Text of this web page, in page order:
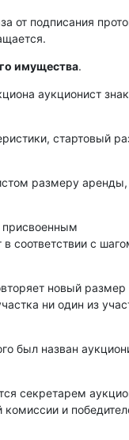
от подписания
имущества.
аукционист
стартовый
размеру аренды,
присвоенным
соответствии с
новый размер
ни один из
был назван
секретарем
и